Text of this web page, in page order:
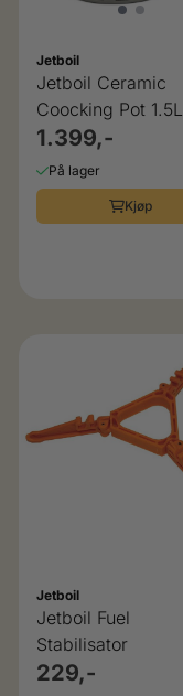
Jetboil
Jetboil Ceramic
Coocking Pot 1.5L
1.399,-
På lager
Kjøp
Jetboil
Jetboil Fuel
Stabilisator
229,-